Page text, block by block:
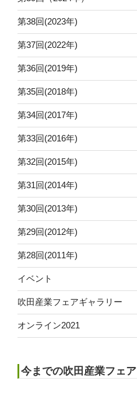
第38回(2023年)
第37回(2022年)
第36回(2019年)
第35回(2018年)
第34回(2017年)
第33回(2016年)
第32回(2015年)
第31回(2014年)
第30回(2013年)
第29回(2012年)
第28回(2011年)
イベント
吹田産業フェアギャラリー
オンライン2021
今までの吹田産業フェア